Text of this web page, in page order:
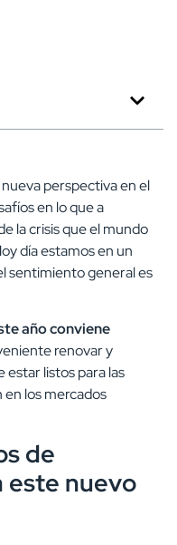
perspectiva en el
en lo que a
la crisis que el mundo
día estamos en un
sentimiento general es
año conviene
renovar y
estar listos para las
los mercados
de
este nuevo